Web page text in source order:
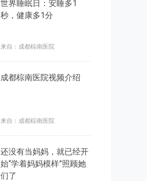
世界睡眠日：安睡多1
秒，健康多1分
来自：成都棕南医院
成都棕南医院视频介绍
来自：成都棕南医院
还没有当妈妈，就已经开
始“学着妈妈模样”照顾她
们了